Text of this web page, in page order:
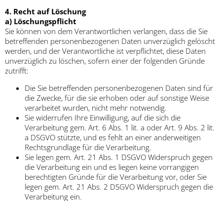
4. Recht auf Löschung
a) Löschungspflicht
Sie können von dem Verantwortlichen verlangen, dass die Sie
betreffenden personenbezogenen Daten unverzüglich gelöscht
werden, und der Verantwortliche ist verpflichtet, diese Daten
unverzüglich zu löschen, sofern einer der folgenden Gründe
zutrifft:
Die Sie betreffenden personenbezogenen Daten sind für
die Zwecke, für die sie erhoben oder auf sonstige Weise
verarbeitet wurden, nicht mehr notwendig.
Sie widerrufen Ihre Einwilligung, auf die sich die
Verarbeitung gem. Art. 6 Abs. 1 lit. a oder Art. 9 Abs. 2 lit.
a DSGVO stützte, und es fehlt an einer anderweitigen
Rechtsgrundlage für die Verarbeitung.
Sie legen gem. Art. 21 Abs. 1 DSGVO Widerspruch gegen
die Verarbeitung ein und es liegen keine vorrangigen
berechtigten Gründe für die Verarbeitung vor, oder Sie
legen gem. Art. 21 Abs. 2 DSGVO Widerspruch gegen die
Verarbeitung ein.